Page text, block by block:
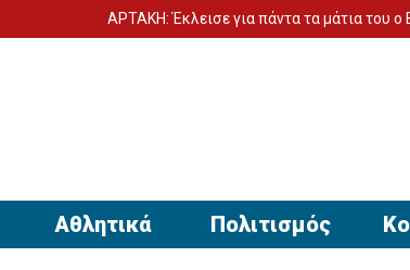
ΑΡΤΑΚΗ: Έκλεισε για πάντα τα μάτια του ο
Αθλητικά Πολιτισμός